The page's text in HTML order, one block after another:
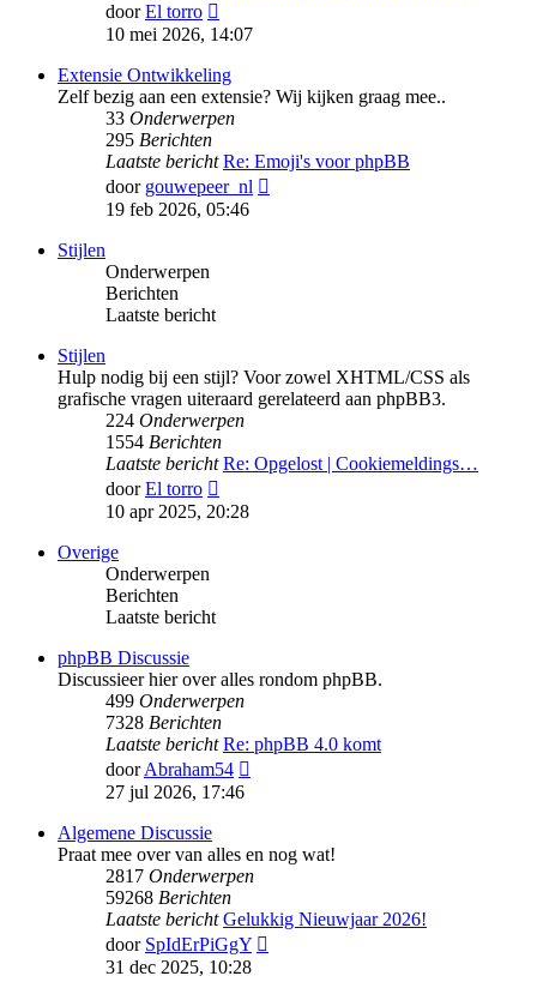
doorEl torro
laatste
10 mei 2026, 14:07
Extensie Ontwikkeling
Zelf bezig aan een extensie? Wij kijken graag mee..
33 Onderwerpen
295 Berichten
Laatste bericht Re: Emoji's voor phpBB
door gouwepeer_nl
19 feb 2026, 05:46
Stijlen
Onderwerpen
Berichten
Laatste bericht
Stijlen
Hulp nodig bij een stijl? Voor zowel XHTML/CSS als
grafische vragen uiteraard gerelateerd aan phpBB3.
224 Onderwerpen
1554 Berichten
Laatste bericht Re: Opgelost | Cookiemeldings…
doorEl torro
laatste
10 apr 2025, 20:28
Overige
Onderwerpen
Berichten
Laatste bericht
phpBB Discussie
Discussieer hier over alles rondom phpBB.
499 Onderwerpen
7328 Berichten
Laatste bericht Re: phpBB 4.0 komt
doorAbraham54
27 jul 2026, 17:46
Algemene Discussie
Praat mee over van alles en nog wat!
2817 Onderwerpen
59268 Berichten
Laatste bericht Gelukkig Nieuwjaar 2026!
door SpIdErPiGgY
31 dec 2025, 10:28